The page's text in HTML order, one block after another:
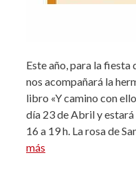
Este año, para la fiesta
nos acompañará la
libro «Y camino con
día 23 de Abril y estará
16 a 19 h. La rosa de
más